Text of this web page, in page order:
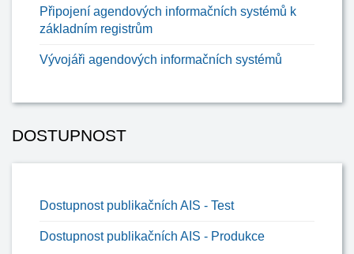
Připojení agendových informačních systémů k
základním registrům
Vývojáři agendových informačních systémů
DOSTUPNOST
Dostupnost publikačních AIS - Test
Dostupnost publikačních AIS - Produkce